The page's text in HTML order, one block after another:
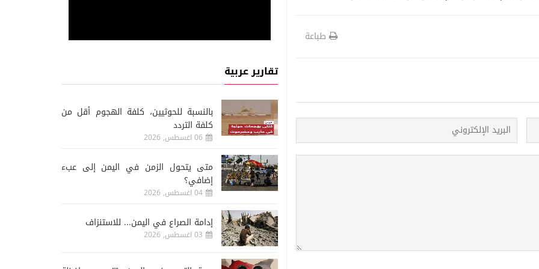
طباعة
تقارير عربية
‏بالنسبة للحوثيين، كلفة الهجوم أقل من
كلفة التردد
06 اغسطس, 2026
متى يتحول الزمن في اليمن إلى عبء
إضافي؟
04 اغسطس, 2026
إدامة الصراع في اليمن... للاستنزاف
03 اغسطس, 2026